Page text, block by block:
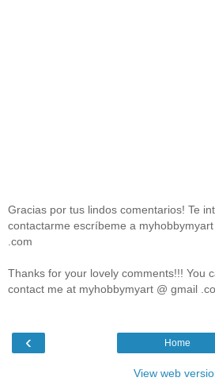
Gracias por tus lindos comentarios! Te
contactarme escríbeme a
.com
Thanks for your lovely comments!!! You
contact me at myhobbymyart @ gmail
‹ Home
View web